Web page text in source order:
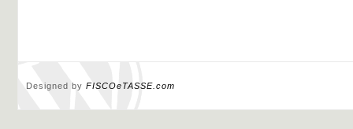
Designed by FISCOeTASSE.com